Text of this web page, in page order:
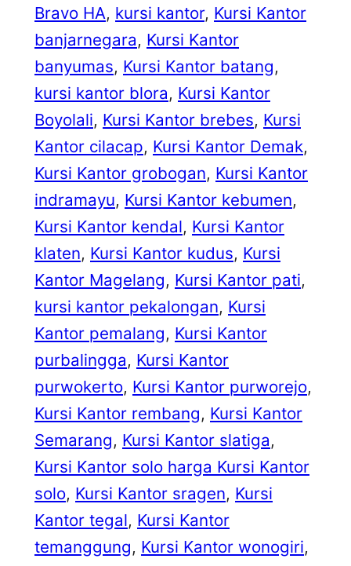
Bravo HA, kursi kantor, Kursi Kantor
banjarnegara, Kursi Kantor
banyumas, Kursi Kantor batang
kursi kantor blora, Kursi Kantor
Boyolali, Kursi Kantor brebes, Kursi
Kantor cilacap, Kursi Kantor Demak
Kursi Kantor grobogan, Kursi Kantor
indramayu, Kursi Kantor kebumen
Kursi Kantor kendal, Kursi Kantor
klaten, Kursi Kantor kudus, Kursi
Kantor Magelang, Kursi Kantor pati
kursi kantor pekalongan, Kursi
Kantor pemalang, Kursi Kantor
purbalingga, Kursi Kantor
purwokerto, Kursi Kantor purworejo
Kursi Kantor rembang, Kursi Kantor
Semarang, Kursi Kantor slatiga
Kursi Kantor solo harga Kursi Kantor
solo, Kursi Kantor sragen, Kursi
Kantor tegal, Kursi Kantor
temanggung, Kursi Kantor wonogiri